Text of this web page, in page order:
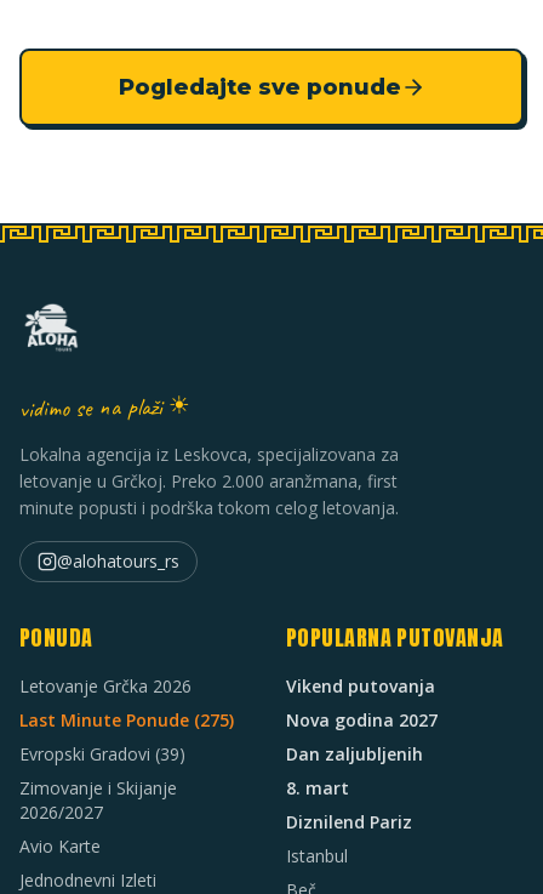
Pogledajte sve ponude
vidimo se na plaži ☀
Lokalna agencija iz Leskovca, specijalizovana za
letovanje u Grčkoj. Preko 2.000 aranžmana, first
minute popusti i podrška tokom celog letovanja.
@alohatours_rs
PONUDA
Letovanje Grčka 2026
Last Minute Ponude (275)
Evropski Gradovi (39)
Zimovanje i Skijanje
2026/2027
Avio Karte
Jednodnevni Izleti
POPULARNA PUTOVANJA
Vikend putovanja
Nova godina 2027
Dan zaljubljenih
8. mart
Diznilend Pariz
Istanbul